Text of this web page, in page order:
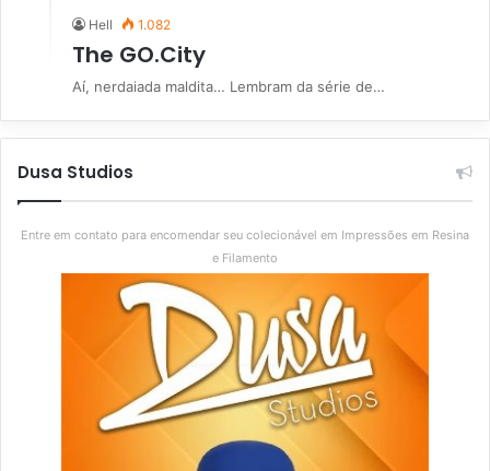
Hell 1.082
The GO.City
Aí, nerdaiada maldita… Lembram da série de…
Dusa Studios
Entre em contato para encomendar seu colecionável em Impressões em Resina
e Filamento